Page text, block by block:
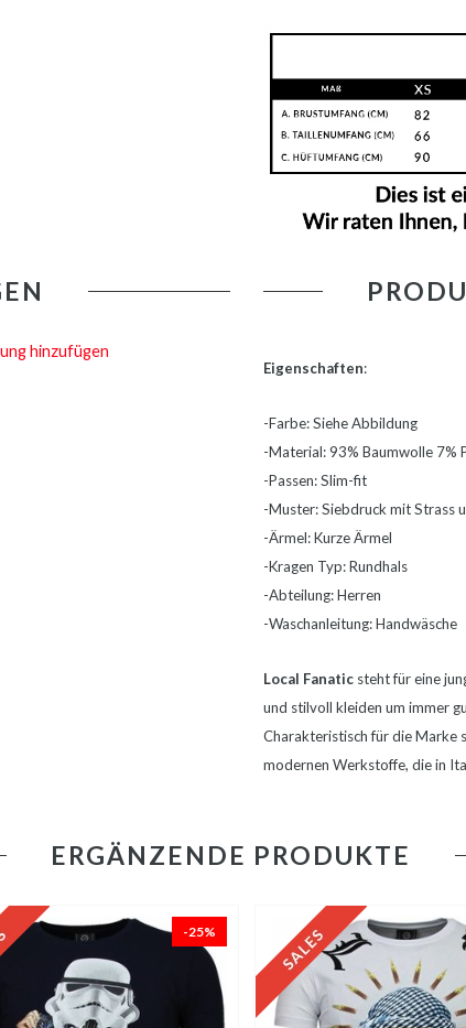
hinzufügen
Eigenschaften:
-Farbe: Siehe Abbildung
-Material: 93% Baumwolle 7%
-Passen: Slim-fit
-Muster: Siebdruck mit Strass
-Ärmel: Kurze Ärmel
-Kragen Typ: Rundhals
-Abteilung: Herren
-Waschanleitung: Handwäsche
Local Fanatic steht für eine
und stilvoll kleiden um immer
Charakteristisch für die Marke
modernen Werkstoffe, die in
ERGÄNZENDE PRODUKTE
-25%